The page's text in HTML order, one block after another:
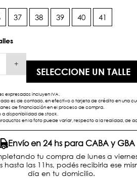
37 38 39 40 41
+
SELECCIONE UN TALLE
expresados incluyen IVA.
es de contado, en efectivo o tarjeta de crédito en una
de financiación en el proceso de compra.
a disponibilidad de stock.
en la foto puede variar, respecto a la realidad, de
Envío en 24 hs para CABA y GBA
tu compra de lunes a
hasta las 11hs, podés recibirla ese
día en tu domicilio.